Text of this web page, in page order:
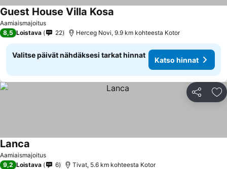
Aamiaismajoitus
Guest House Villa Kosa
8,5 Loistava 22 Herceg Novi, 9.9 km kohteesta Kotor
Valitse päivät nähdäksesi tarkat hinnat
Katso hinnat
Jaa
Aamiaismajoitus
Lanca
9,2 Loistava 6 Tivat, 5.6 km kohteesta Kotor